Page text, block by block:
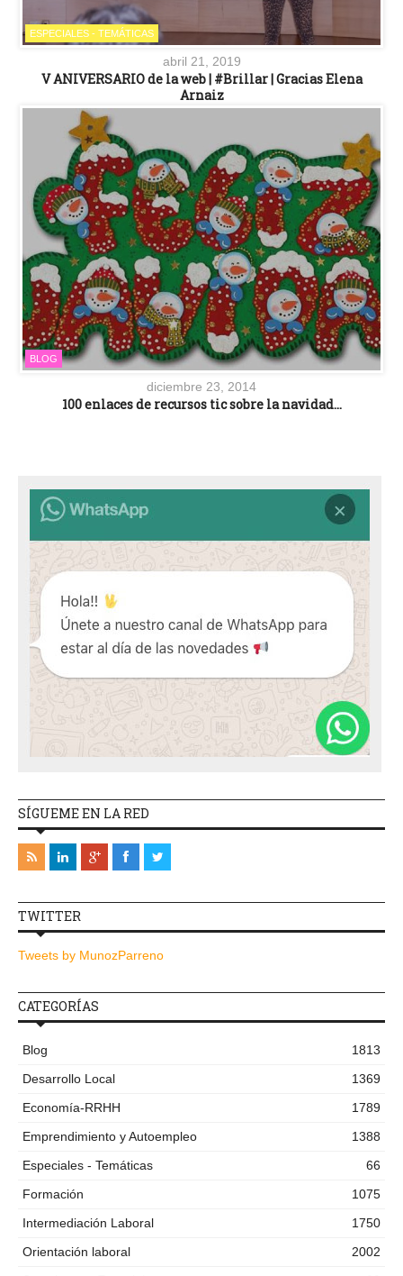
ESPECIALES - TEMÁTICAS
abril 21, 2019
V ANIVERSARIO de la web | #Brillar | Gracias Elena
Arnaiz
BLOG
diciembre 23, 2014
100 enlaces de recursos tic sobre la navidad…
SÍGUEME EN LA RED
TWITTER
Tweets by MunozParreno
CATEGORÍAS
Blog
1813
Desarrollo Local
1369
Economía-RRHH
1789
Emprendimiento y Autoempleo
1388
Especiales - Temáticas
66
Formación
1075
Intermediación Laboral
1750
Orientación laboral
2002